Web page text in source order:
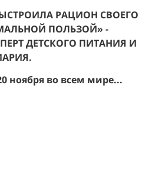
РАЦИОН СВОЕГО
ПОЛЬЗОЙ» -
ДЕТСКОГО ПИТАНИЯ И
ноября во всем мире...